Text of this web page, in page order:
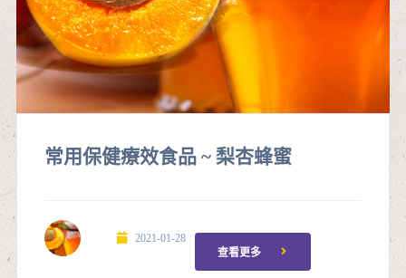
常用保健療效食品 ~ 梨杏蜂蜜
2021-01-28
查看更多